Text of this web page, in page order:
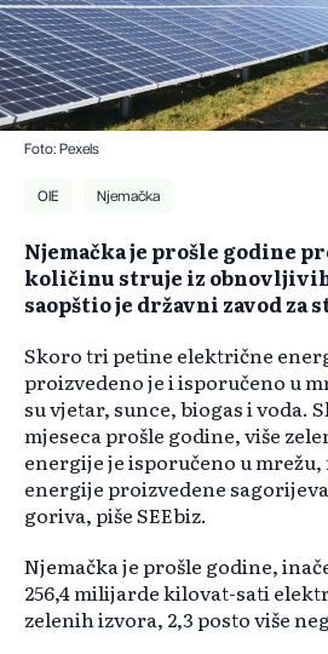
Foto: Pexels
OIE Njemačka
Njemačka je prošle godine
količinu struje iz
saopštio je državni zavod za
Skoro tri petine električne
proizvedeno je i isporučeno u
su vjetar, sunce, biogas i voda.
mjeseca prošle godine, više
energije je isporučeno u
energije proizvedene
goriva, piše SEEbiz.
Njemačka je prošle godine,
256,4 milijarde kilovat-sati
zelenih izvora, 2,3 posto više